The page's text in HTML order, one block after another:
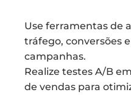
Use ferramentas de
tráfego, conversões
campanhas.
Realize testes A/B
de vendas para